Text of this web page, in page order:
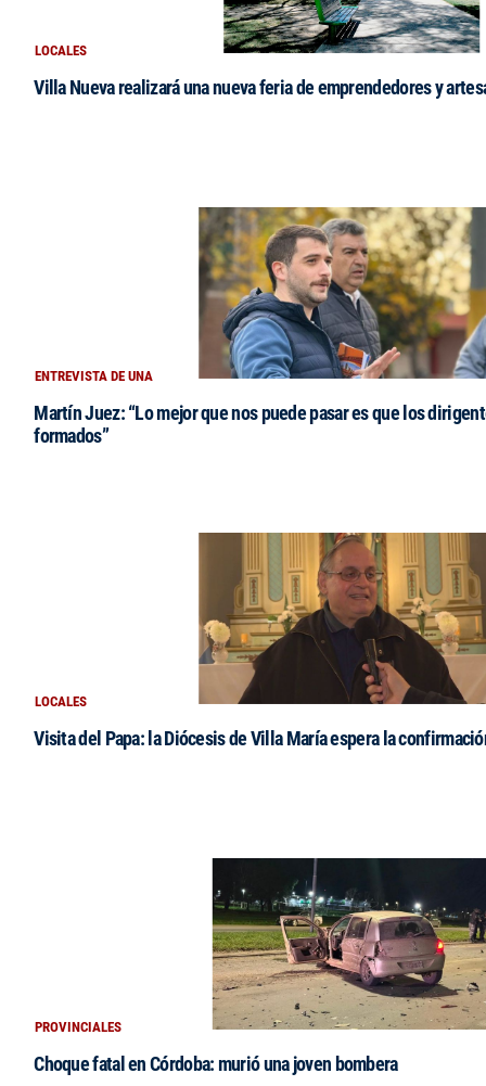
LOCALES
Villa Nueva realizará una nueva feria de emprendedores y
ENTREVISTA DE UNA
Martín Juez: “Lo mejor que nos puede pasar es que los
formados”
LOCALES
Visita del Papa: la Diócesis de Villa María espera la
PROVINCIALES
Choque fatal en Córdoba: murió una joven bombera